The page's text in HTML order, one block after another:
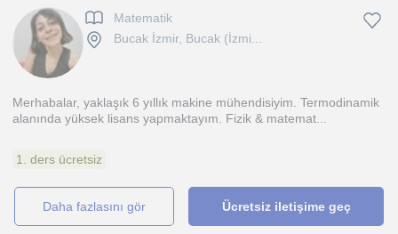
Matematik
Bucak İzmir, Bucak (İzmi...
Merhabalar, yaklaşık 6 yıllık makine mühendisiyim. Termodinamik
alanında yüksek lisans yapmaktayım. Fizik & matemat...
1. ders ücretsiz
daha fazlasını gör Ücretsiz iletişime geç